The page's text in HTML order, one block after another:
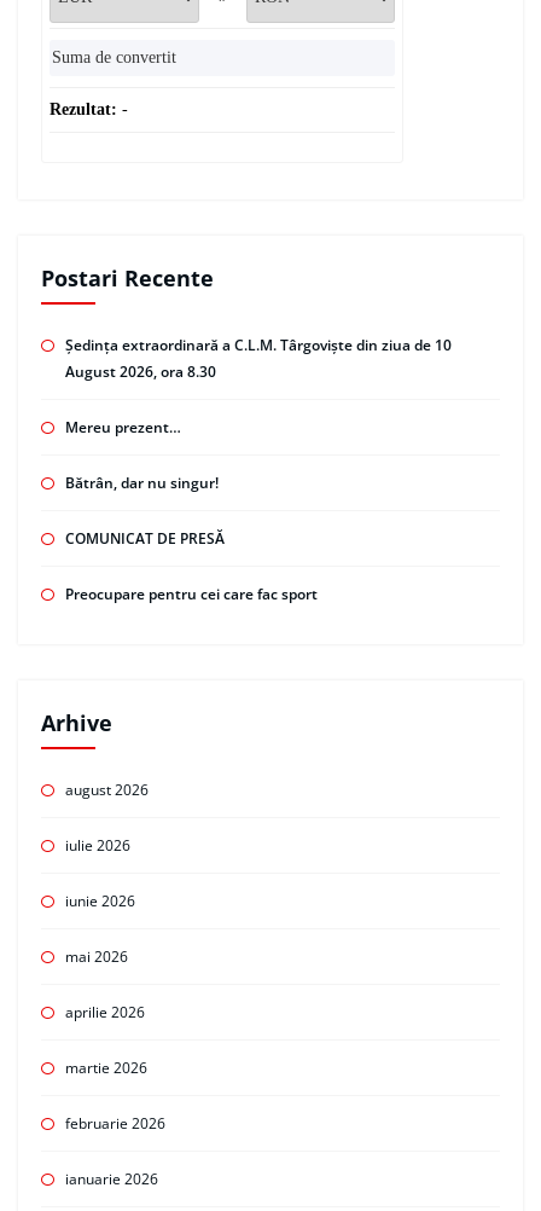
Rezultat: -
Postari Recente
Ședința extraordinară a C.L.M. Târgoviște din ziua de 10
August 2026, ora 8.30
Mereu prezent…
Bătrân, dar nu singur!
COMUNICAT DE PRESĂ
Preocupare pentru cei care fac sport
Arhive
august 2026
iulie 2026
iunie 2026
mai 2026
aprilie 2026
martie 2026
februarie 2026
ianuarie 2026